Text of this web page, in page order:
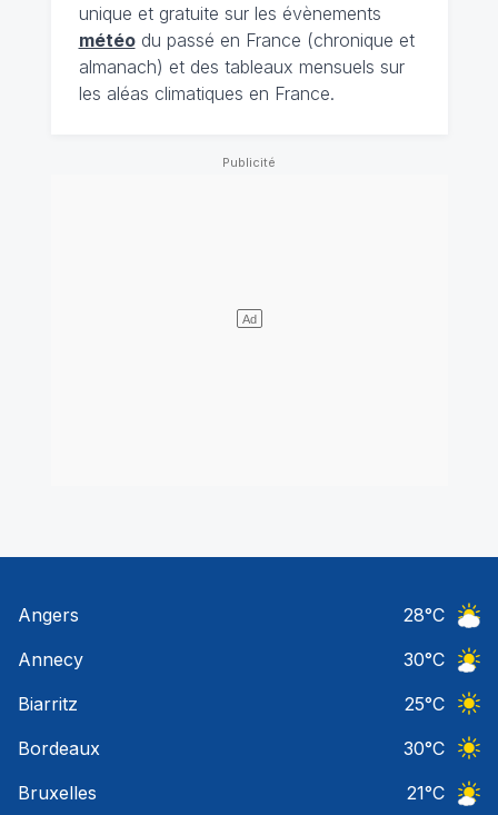
unique et gratuite sur les évènements
météodu passé en France (chronique et
almanach) et des tableaux mensuels sur
les aléas climatiques en France.
Angers 28°C
Annecy
30°C
Biarritz
25°C
Bordeaux
30°C
Bruxelles
21°C